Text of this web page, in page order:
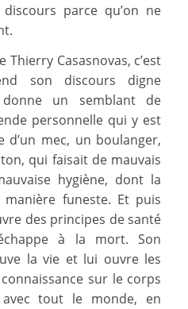
parce qu’on ne
Casasnovas, c’est
son discours digne
un semblant de
personnelle qui y est
d’un mec, un boulanger,
qui faisait de mauvais
hygiène, dont la
funeste. Et puis
des principes de santé
à la mort. Son
la vie et lui ouvre les
sur le corps
avec tout le monde, en